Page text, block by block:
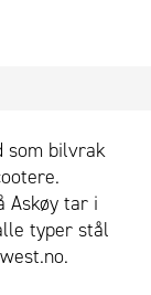
som bilvrak
Askøy tar i
typer stål